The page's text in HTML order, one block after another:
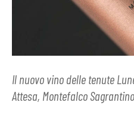
Il nuovo vino delle tenute
Attesa, Montefalco